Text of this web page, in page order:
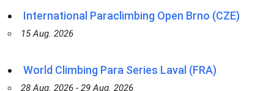
International Paraclimbing Open Brno (CZE)
15 Aug. 2026
World Climbing Para Series Laval (FRA)
28 Aug. 2026 - 29 Aug. 2026